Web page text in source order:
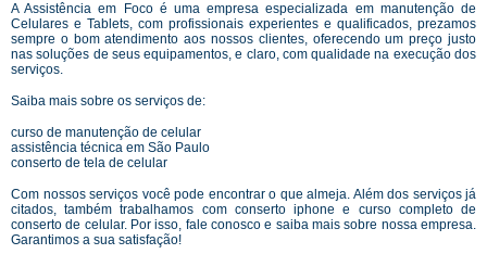
A Assistência em Foco é uma empresa especializada em manutenção de
Celulares e Tablets, com profissionais experientes e qualificados, prezamos
sempre o bom atendimento aos nossos clientes, oferecendo um preço justo
nas soluções de seus equipamentos, e claro, com qualidade na execução dos
serviços.
Saiba mais sobre os serviços de:
curso de manutenção de celular
assistência técnica em São Paulo
conserto de tela de celular
Com nossos serviços você pode encontrar o que almeja. Além dos serviços já
citados, também trabalhamos com conserto iphone e curso completo de
conserto de celular. Por isso, fale conosco e saiba mais sobre nossa empresa.
Garantimos a sua satisfação!